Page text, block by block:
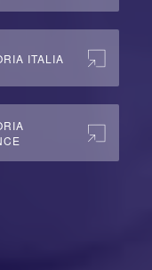
ITALIA